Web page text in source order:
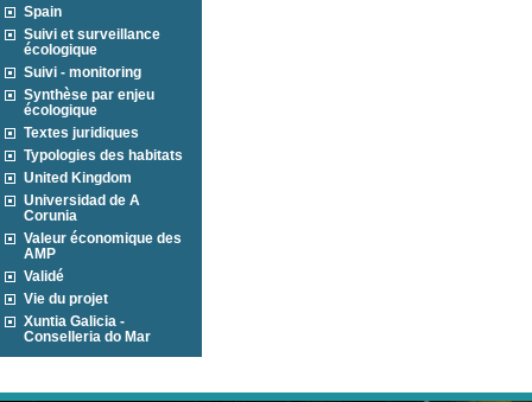
Spain
Suivi et surveillance
écologique
Suivi - monitoring
Synthèse par enjeu
écologique
Textes juridiques
Typologies des habitats
United Kingdom
Universidad de A
Corunia
Valeur économique des
AMP
Validé
Vie du projet
Xuntia Galicia -
Conselleria do Mar